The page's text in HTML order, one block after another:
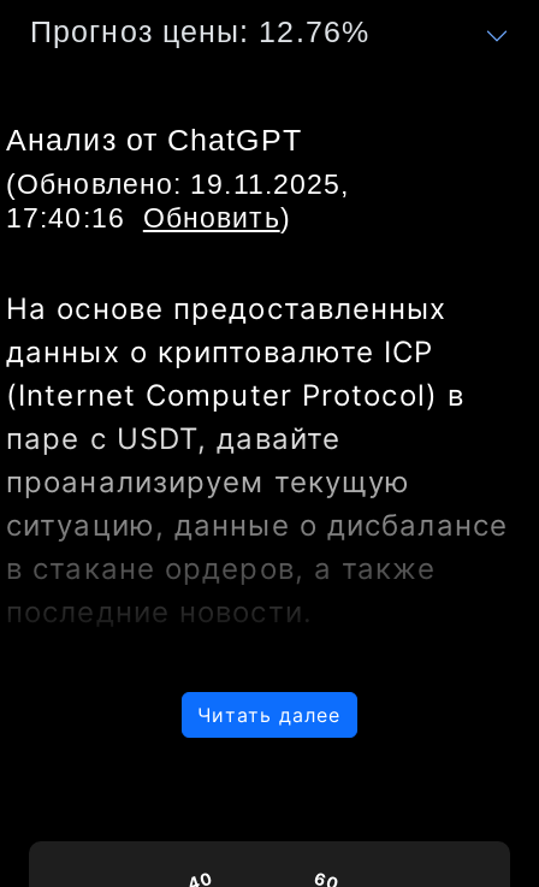
Прогноз цены: 12.76%
Анализ от ChatGPT
(Обновлено: 19.11.2025,
17:40:16
Обновить)
На основе предоставленных
данных о криптовалюте ICP
(Internet Computer Protocol) в
паре с USDT, давайте
проанализируем текущую
ситуацию, данные о дисбалансе
в стакане ордеров, а также
последние новости.
Анализ технической картины
Читать далее
40 60